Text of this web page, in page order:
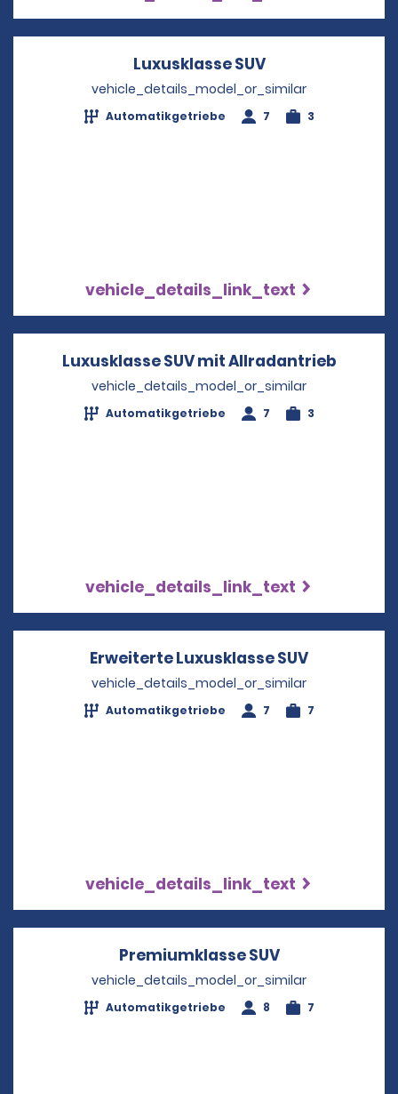
Luxusklasse SUVOpens in a new
vehicle_details_model_or_similar
Automatikgetriebe 7 3
vehicle_details_link_text
Luxusklasse SUV mit Allradantrieb
vehicle_details_model_or_similar
Automatikgetriebe 7 3
vehicle_details_link_text
Erweiterte Luxusklasse SUV
vehicle_details_model_or_similar
Automatikgetriebe 7 7
vehicle_details_link_text
Premiumklasse SUVOpens in a
vehicle_details_model_or_similar
Automatikgetriebe 8 7